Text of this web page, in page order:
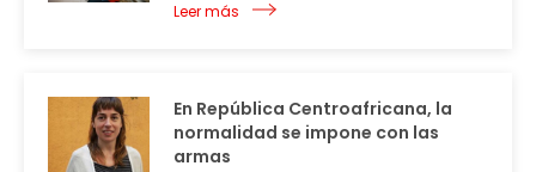
Leer más
En República Centroafricana, la
normalidad se impone con las
armas